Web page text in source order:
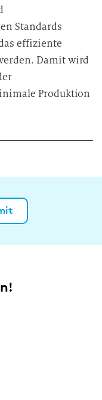
Standards
effiziente
Damit wird
Produktion